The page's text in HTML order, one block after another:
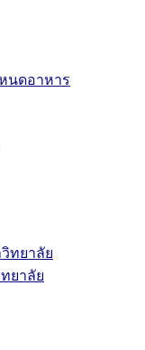
นดอาหาร
ทยาลัย
ยาลัย